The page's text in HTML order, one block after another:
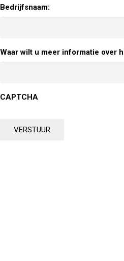
Bedrijfsnaam:
Waar wilt u meer informatie over
CAPTCHA